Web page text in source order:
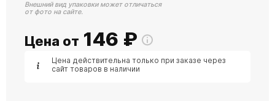
Внешний вид упаковки может отличаться
от фото на сайте.
Цена от 146 ₽
Цена действительна только при заказе через
сайт товаров в наличии